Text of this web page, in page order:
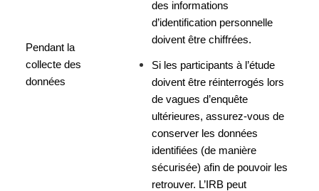
Pendant la
collecte des
données
des informations
d’identification personnelle
doivent être chiffrées.
Si les participants à l’étude
doivent être réinterrogés lors
de vagues d’enquête
ultérieures, assurez-vous de
conserver les données
identifiées (de manière
sécurisée) afin de pouvoir les
retrouver. L’IRB peut